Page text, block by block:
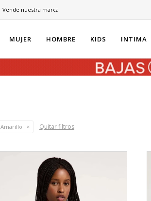
MUJER HOMBRE KIDS INTIMA
Vende nuestra marca
Amarillo Quitar filtros